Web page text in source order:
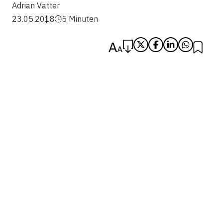
Adrian Vatter
23.05.2018
5 Minuten